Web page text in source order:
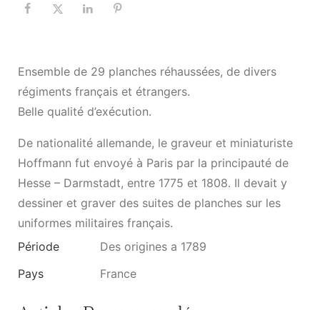
Ensemble de 29 planches réhaussées, de divers
régiments français et étrangers.
Belle qualité d’exécution.
De nationalité allemande, le graveur et miniaturiste
Hoffmann fut envoyé à Paris par la principauté de
Hesse – Darmstadt, entre 1775 et 1808. Il devait y
dessiner et graver des suites de planches sur les
uniformes militaires français.
Période
Des origines a 1789
Pays
France